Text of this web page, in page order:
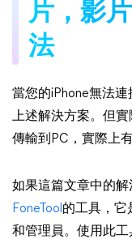
片，影
法
當您的iPhone無法
上述解決方案。但實
傳輸到PC，實際上
如果這篇文章中的
FoneTool 的工具，它
和管理員。使用此